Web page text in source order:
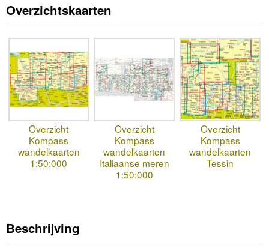
Overzichtskaarten
Overzicht
Kompass
wandelkaarten
1:50:000
Overzicht
Kompass
wandelkaarten
Italiaanse meren
1:50:000
Overzicht
Kompass
wandelkaarten
Tessin
Beschrijving